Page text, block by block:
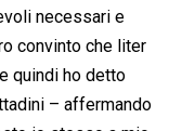
necessari e
convinto che liter
quindi ho detto
– affermando